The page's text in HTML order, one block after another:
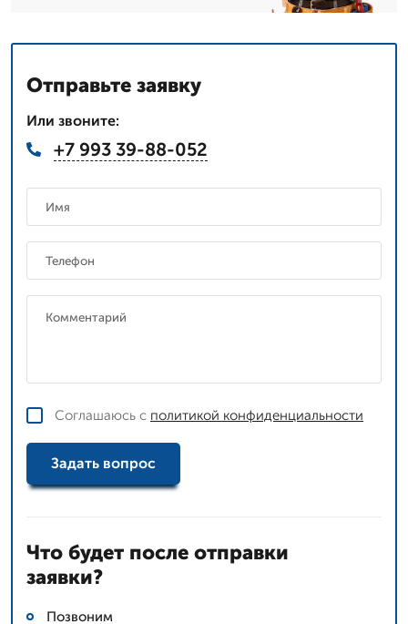
Отправьте заявку
Или звоните:
+7 993 39-88-052
Соглашаюсь с политикой конфиденциальности
Задать вопрос
Что будет после отправки
заявки?
Позвоним